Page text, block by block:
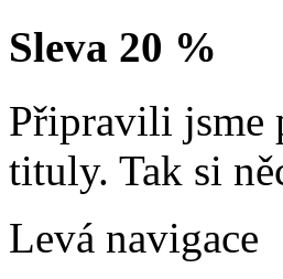
Sleva 20 %
Připravili jsme
tituly. Tak si
Levá navigace